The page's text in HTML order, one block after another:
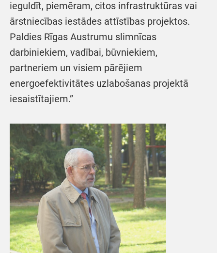
ieguldīt, piemēram, citos infrastruktūras vai
ārstniecības iestādes attīstības projektos.
Paldies Rīgas Austrumu slimnīcas
darbiniekiem, vadībai, būvniekiem,
partneriem un visiem pārējiem
energoefektivitātes uzlabošanas projektā
iesaistītajiem.”